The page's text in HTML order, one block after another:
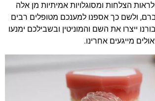
הצלחות ומסוגלויות אמיתיות מן אלה
ולשם כך אספנו למענכם מטופלים רבים
ייצרו את השם והמוניטין ובשבילכם ימנעו
מייגעים אחרינו.